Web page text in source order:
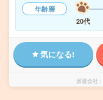
年齢層
20代
気になる!
派遣会社